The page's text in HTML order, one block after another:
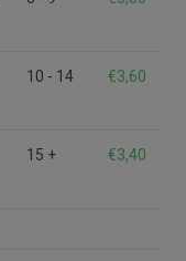
10 - 14 €3,60
15 + €3,40